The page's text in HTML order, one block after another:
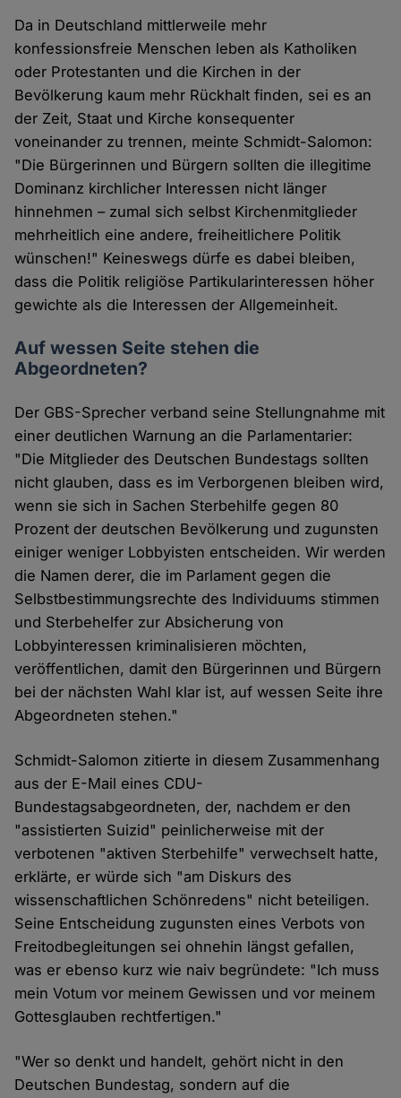
Da in Deutschland mittlerweile mehr
konfessionsfreie Menschen leben als Katholiken
oder Protestanten und die Kirchen in der
Bevölkerung kaum mehr Rückhalt finden, sei es an
der Zeit, Staat und Kirche konsequenter
voneinander zu trennen, meinte Schmidt-Salomon:
"Die Bürgerinnen und Bürgern sollten die illegitime
Dominanz kirchlicher Interessen nicht länger
hinnehmen – zumal sich selbst Kirchenmitglieder
mehrheitlich eine andere, freiheitlichere Politik
wünschen!" Keineswegs dürfe es dabei bleiben,
dass die Politik religiöse Partikularinteressen höher
gewichte als die Interessen der Allgemeinheit.
Auf wessen Seite stehen die
Abgeordneten?
Der GBS-Sprecher verband seine Stellungnahme mit
einer deutlichen Warnung an die Parlamentarier:
"Die Mitglieder des Deutschen Bundestags sollten
nicht glauben, dass es im Verborgenen bleiben wird,
wenn sie sich in Sachen Sterbehilfe gegen 80
Prozent der deutschen Bevölkerung und zugunsten
einiger weniger Lobbyisten entscheiden. Wir werden
die Namen derer, die im Parlament gegen die
Selbstbestimmungsrechte des Individuums stimmen
und Sterbehelfer zur Absicherung von
Lobbyinteressen kriminalisieren möchten,
veröffentlichen, damit den Bürgerinnen und Bürgern
bei der nächsten Wahl klar ist, auf wessen Seite ihre
Abgeordneten stehen."
Schmidt-Salomon zitierte in diesem Zusammenhang
aus der E-Mail eines CDU-
Bundestagsabgeordneten, der, nachdem er den
"assistierten Suizid" peinlicherweise mit der
verbotenen "aktiven Sterbehilfe" verwechselt hatte,
erklärte, er würde sich "am Diskurs des
wissenschaftlichen Schönredens" nicht beteiligen.
Seine Entscheidung zugunsten eines Verbots von
Freitodbegleitungen sei ohnehin längst gefallen,
was er ebenso kurz wie naiv begründete: "Ich muss
mein Votum vor meinem Gewissen und vor meinem
Gottesglauben rechtfertigen."
"Wer so denkt und handelt, gehört nicht in den
Deutschen Bundestag, sondern auf die